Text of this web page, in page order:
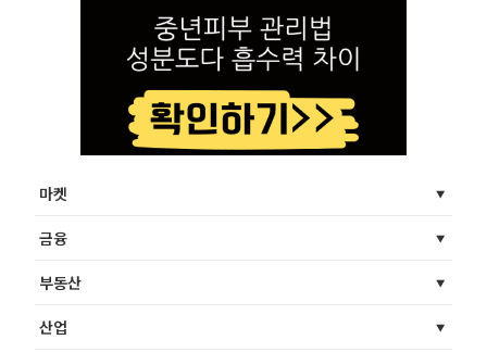
마켓
금융
부동산
산업